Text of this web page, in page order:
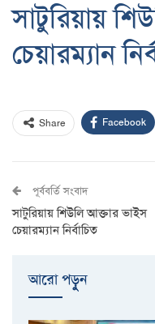
সাটুরিয়ায়
চেয়ারম্যান
Share Facebook
পূর্ববর্তি সংবাদ
সাটুরিয়ায় শিউলি আক্তার ভাইস
চেয়ারম্যান নির্বাচিত
আরো পড়ুুন